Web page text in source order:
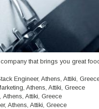
that brings you great
Engineer, Athens, Attiki,
Athens, Attiki, Greece
Attiki, Greece
Athens, Attiki, Greece